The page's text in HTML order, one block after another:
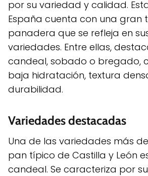
por su variedad y calidad.
España cuenta con una gran
panadera que se refleja en
variedades. Entre ellas,
candeal, sobado o bregado,
baja hidratación, textura
durabilidad.
Variedades destacadas
Una de las variedades más
pan típico de Castilla y León
candeal. Se caracteriza por